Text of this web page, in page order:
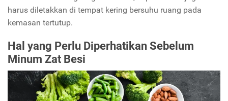
harus diletakkan di tempat kering bersuhu ruang pada
kemasan tertutup.
Hal yang Perlu Diperhatikan Sebelum
Minum Zat Besi